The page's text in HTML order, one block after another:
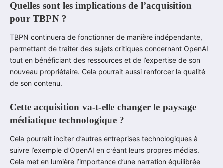
Quelles sont les implications de l’acquisition
pour TBPN ?
TBPN continuera de fonctionner de manière indépendante,
permettant de traiter des sujets critiques concernant OpenAI
tout en bénéficiant des ressources et de l’expertise de son
nouveau propriétaire. Cela pourrait aussi renforcer la qualité
de son contenu.
Cette acquisition va-t-elle changer le paysage
médiatique technologique ?
Cela pourrait inciter d’autres entreprises technologiques à
suivre l’exemple d’OpenAI en créant leurs propres médias.
Cela met en lumière l’importance d’une narration équilibrée